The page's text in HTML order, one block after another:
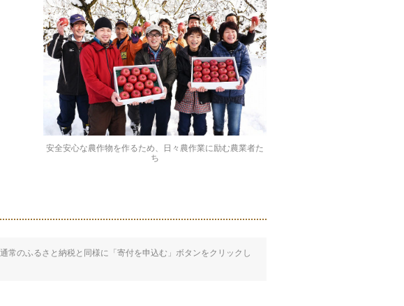
安全安心な農作物を作るため、日々農作業に励む農業者た
ち
常のふるさと納税と同様に「寄付を申込む」ボタンをクリックし